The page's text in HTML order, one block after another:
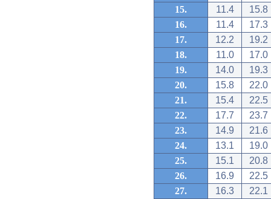
15.
11.4
15.8
16.
11.4
17.3
17.
12.2
19.2
18.
11.0
17.0
19.
14.0
19.3
20.
15.8
22.0
21.
15.4
22.5
22.
17.7
23.7
23.
14.9
21.6
24.
13.1
19.0
25.
15.1
20.8
26.
16.9
22.5
27.
16.3
22.1